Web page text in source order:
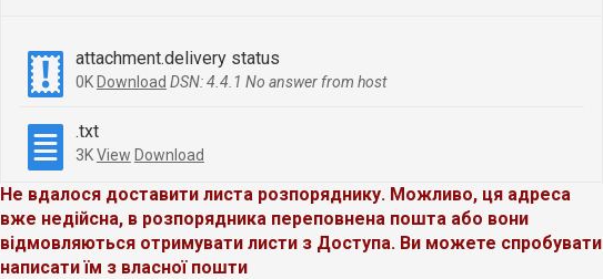
attachment.delivery status
0K Download DSN: 4.4.1 No answer from host
.txt
3KView Download
Не вдалося доставити листа розпоряднику. Можливо, ця адреса
вже недійсна, в розпорядника переповнена пошта або вони
відмовляються отримувати листи з Доступа. Ви можете спробувати
написати їм з власної пошти